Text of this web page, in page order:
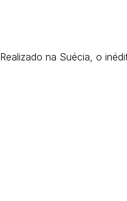
Realizado na Suécia, o